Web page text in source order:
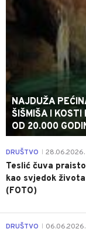
NAJDUŽA
ŠIŠMIŠA I KOSTI
OD 20.000
DRUŠTVO 28.06.2026.
Teslić čuva
kao svjedok
(FOTO)
DRUŠTVO 06.06.2026.